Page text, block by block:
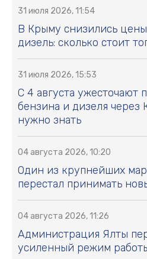
31 июля 2026, 11:54
В Крыму снизились
дизель: сколько стоит
31 июля 2026, 15:53
С 4 августа ужесточают
бензина и дизеля через
нужно знать
04 августа 2026, 10:20
Один из крупнейших
перестал принимать
04 августа 2026, 11:26
Администрация Ялты
усиленный режим